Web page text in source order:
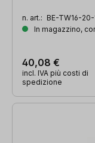
n. art.: BE-TW16-
In magazzino,
40,08 €
incl. IVA più costi di
spedizione